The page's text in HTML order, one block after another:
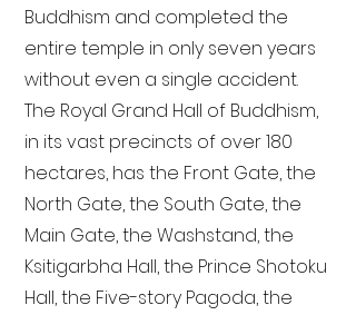
Buddhism and completed the
entire temple in only seven years
without even a single accident.
The Royal Grand Hall of Buddhism,
in its vast precincts of over 180
hectares, has the Front Gate, the
North Gate, the South Gate, the
Main Gate, the Washstand, the
Ksitigarbha Hall, the Prince Shotoku
Hall, the Five-story Pagoda, the